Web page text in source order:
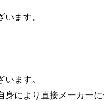
ます。
ます。
により直接メーカー